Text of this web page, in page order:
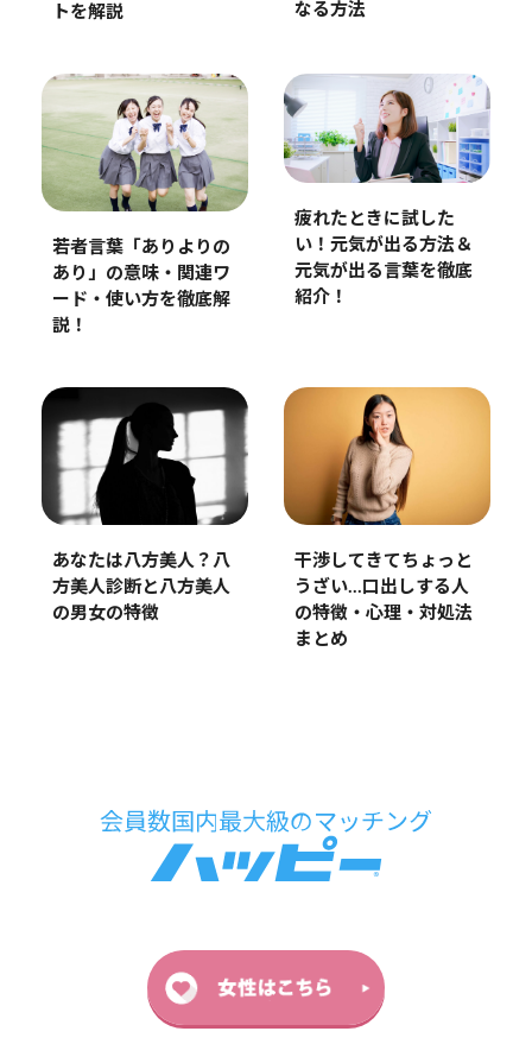
トを解説
なる方法
若者言葉「ありよりの
あり」の意味・関連ワ
ード・使い方を徹底解
説！
疲れたときに試した
い！元気が出る方法＆
元気が出る言葉を徹底
紹介！
あなたは八方美人？八
方美人診断と八方美人
の男女の特徴
干渉してきてちょっと
うざい…口出しする人
の特徴・心理・対処法
まとめ